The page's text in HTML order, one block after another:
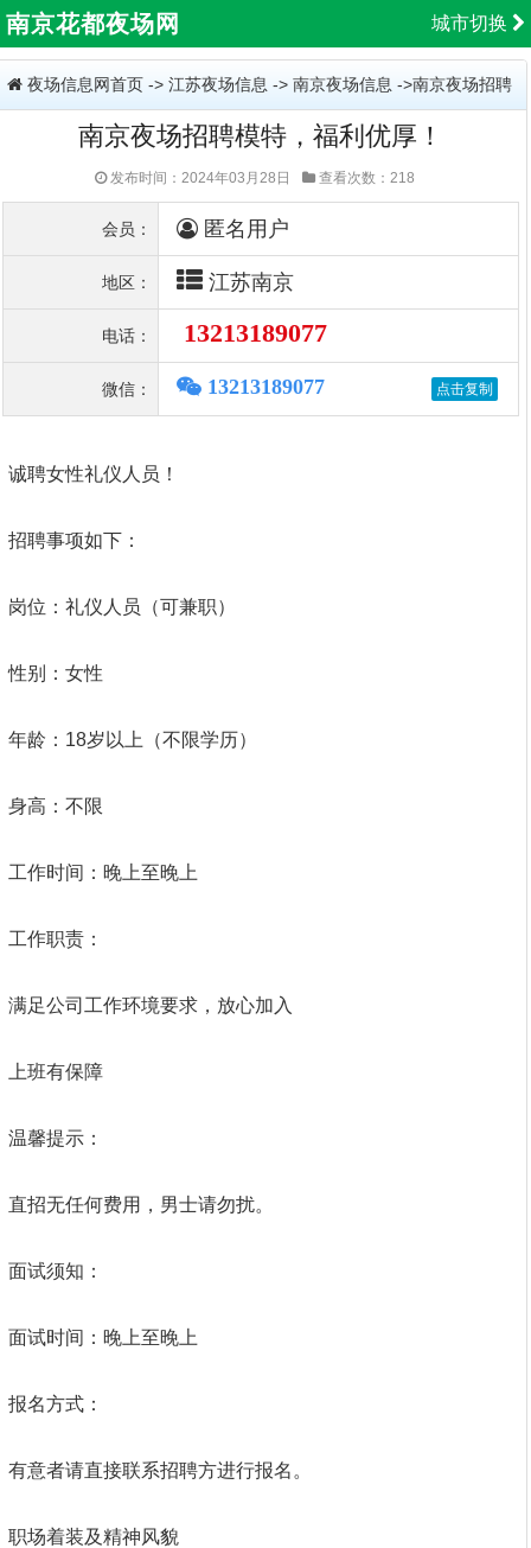
城市切换
南京花都夜场网
夜场信息网首页 -> 江苏夜场信息 -> 南京夜场信息 ->南京夜场招聘
模特，福利优厚！南京夜场招聘模特，福利优厚！
发布时间：2024年03月28日 查看次数：218
会员： 匿名用户
地区： 江苏南京
电话： 13213189077
微信： 13213189077
诚聘女性礼仪人员！
招聘事项如下：
岗位：礼仪人员（可兼职）
性别：女性
年龄：18岁以上（不限学历）
身高：不限
工作时间：晚上至晚上
工作职责：
满足公司工作环境要求，放心加入
上班有保障
温馨提示：
直招无任何费用，男士请勿扰。
面试须知：
面试时间：晚上至晚上
报名方式：
有意者请直接联系招聘方进行报名。
职场着装及精神风貌